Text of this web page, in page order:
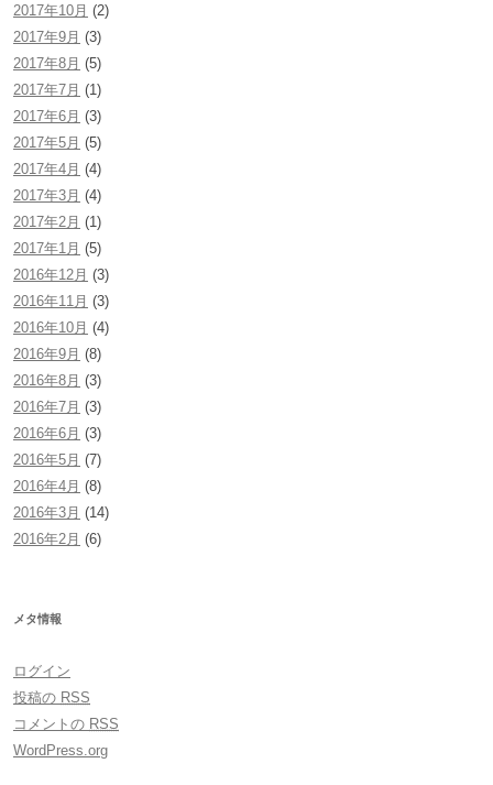
2017年10月 (2)
2017年9月 (3)
2017年8月 (5)
2017年7月 (1)
2017年6月 (3)
2017年5月 (5)
2017年4月 (4)
2017年3月 (4)
2017年2月 (1)
2017年1月 (5)
2016年12月 (3)
2016年11月 (3)
2016年10月 (4)
2016年9月 (8)
2016年8月 (3)
2016年7月 (3)
2016年6月 (3)
2016年5月 (7)
2016年4月 (8)
2016年3月 (14)
2016年2月 (6)
メタ情報
ログイン
投稿の RSS
コメントの RSS
WordPress.org